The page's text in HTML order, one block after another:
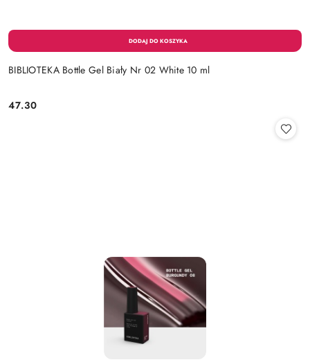
BIBLIOTEKA Bottle Gel Biały Nr 02 White 10 ml
Cena:
47.30